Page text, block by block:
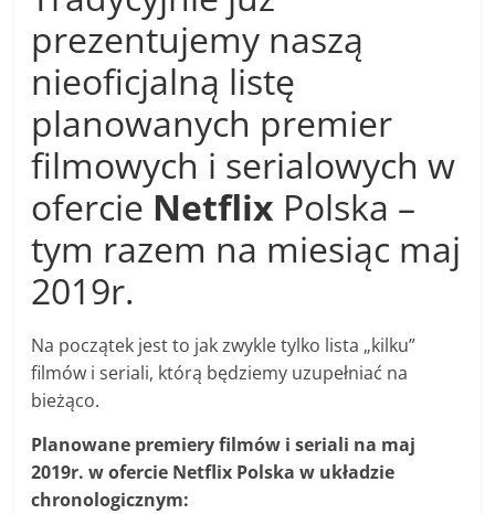
prezentujemy naszą
nieoficjalną listę
planowanych premier
filmowych i serialowych w
ofercie Netflix Polska –
tym razem na miesiąc maj
2019r.
Na początek jest to jak zwykle tylko lista „kilku”
filmów i seriali, którą będziemy uzupełniać na
bieżąco.
Planowane premiery filmów i seriali na maj
2019r. w ofercie Netflix Polska w układzie
chronologicznym: